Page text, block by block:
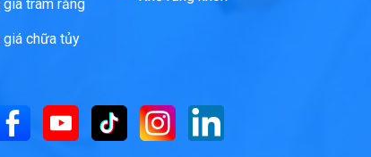
giá trám răng
giá chữa tủy